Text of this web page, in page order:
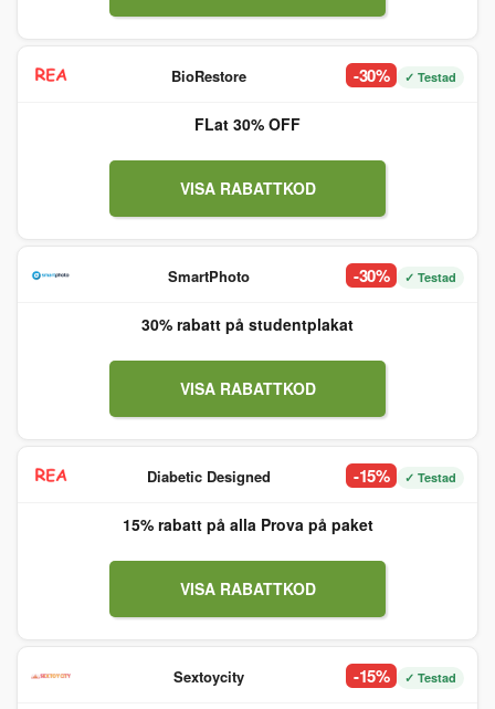
BioRestore -30% ✓ Testad
FLat 30% OFF
VISA RABATTKOD
SmartPhoto -30% ✓ Testad
30% rabatt på studentplakat
VISA RABATTKOD
Diabetic Designed -15% ✓ Testad
15% rabatt på alla Prova på paket
VISA RABATTKOD
Sextoycity -15% ✓ Testad